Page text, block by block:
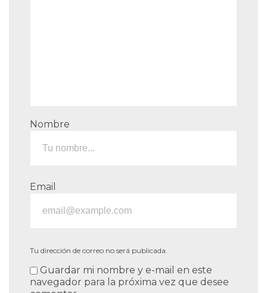
Nombre
Email
Tu dirección de correo no será publicada.
Guardar mi nombre y e-mail en este
navegador para la próxima vez que desee